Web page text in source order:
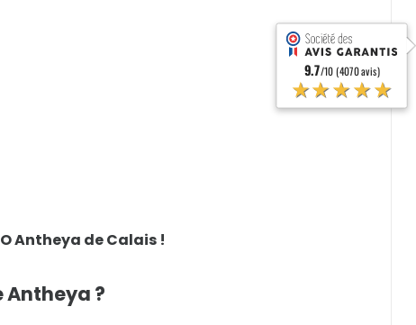
Antheya de Calais !
?
9.7/10 (4070 avis)
★★★★★